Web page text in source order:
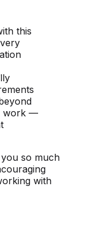
this
work —
so much
with